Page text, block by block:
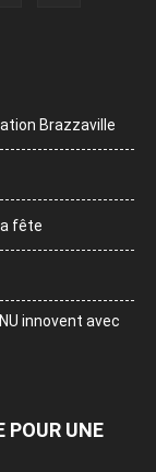
Brazzaville
fête
innovent avec
POUR UNE